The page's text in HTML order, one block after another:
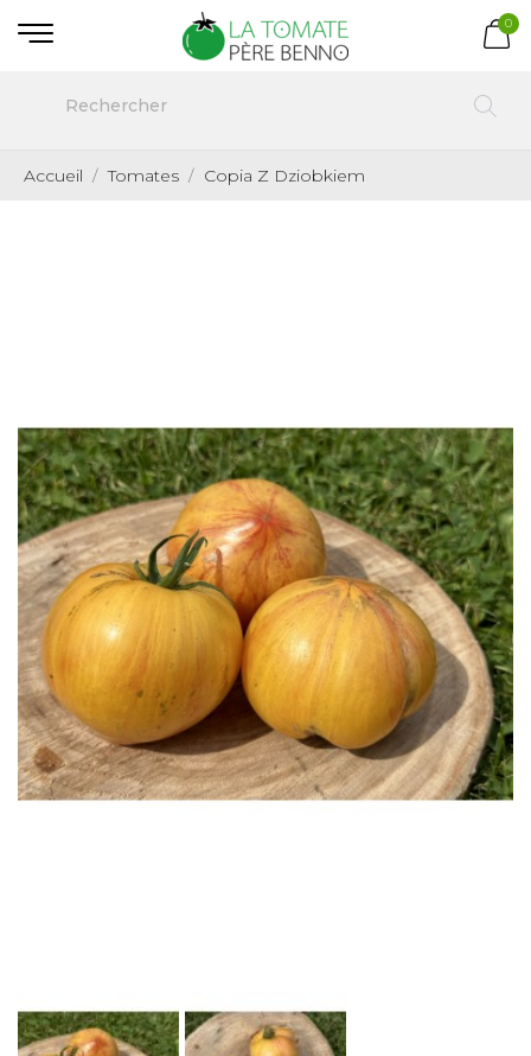
0
Accueil Tomates Copia Z Dziobkiem